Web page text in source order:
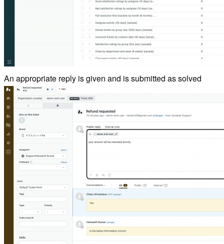
An appropriate reply is given and is submitted as solved